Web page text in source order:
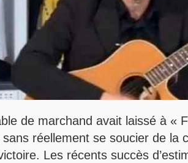
de marchand avait laissé à «
réellement se soucier de la
Les récents succès